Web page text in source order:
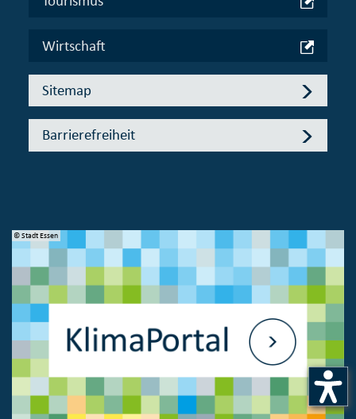
Wirtschaft
Sitemap
Barrierefreiheit
© Stadt Essen